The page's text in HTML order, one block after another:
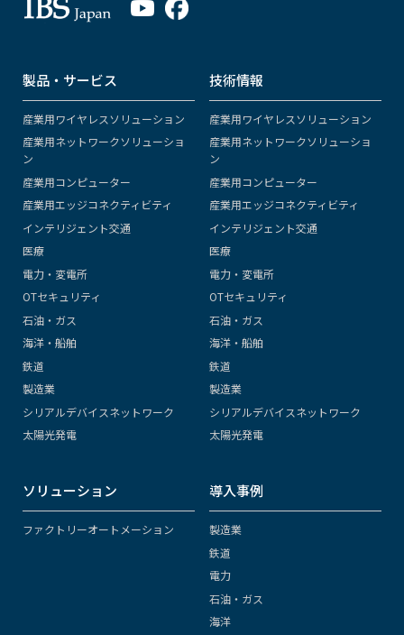
製品・サービス
産業用ワイヤレスソリューション
産業用ネットワークソリューショ
ン
産業用コンピューター
産業用エッジコネクティビティ
インテリジェント交通
医療
電力・変電所
OTセキュリティ
石油・ガス
海洋・船舶
鉄道
製造業
シリアルデバイスネットワーク
太陽光発電
技術情報
産業用ワイヤレスソリューション
産業用ネットワークソリューショ
ン
産業用コンピューター
産業用エッジコネクティビティ
インテリジェント交通
医療
電力・変電所
OTセキュリティ
石油・ガス
海洋・船舶
鉄道
製造業
シリアルデバイスネットワーク
太陽光発電
ソリューション
ファクトリーオートメーション
導入事例
製造業
鉄道
電力
石油・ガス
海洋